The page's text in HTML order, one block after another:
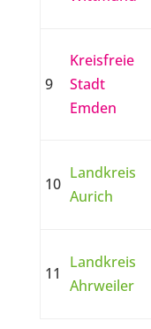
9
Kreisfreie
Stadt
Emden
10
Landkreis
Aurich
11
Landkreis
Ahrweiler